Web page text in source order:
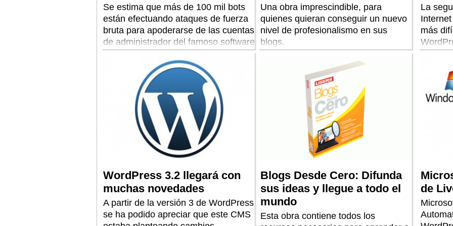
Se estima que más de 100 mil bots
están efectuando ataques de fuerza
bruta para apoderarse de las cuentas
de administrador del famoso software
Una obra imprescindible, para
quienes quieran conseguir un nuevo
nivel de profesionalismo en sus
blogs.
La
más
A
se ha
Esta
en su
para
A
Marzo,
WordPress 3.2 llegará con
muchas novedades
A partir de la versión 3 de WordPress
se ha podido apreciar que este CMS
Blogs Desde Cero: Difunda
sus ideas y llegue a todo el
mundo
Esta obra contiene todos los
de